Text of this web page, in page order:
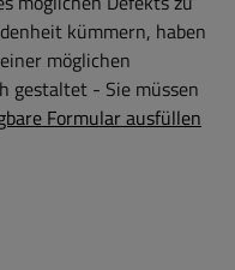
kümmern, haben
möglichen
gestaltet - Sie müssen
Formular ausfüllen